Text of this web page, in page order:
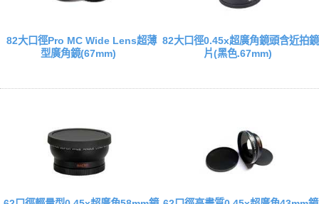
82大口徑Pro MC Wide Lens超薄
型廣角鏡(67mm)
82大口徑0.45x超廣角鏡頭含近拍鏡
片(黑色.67mm)